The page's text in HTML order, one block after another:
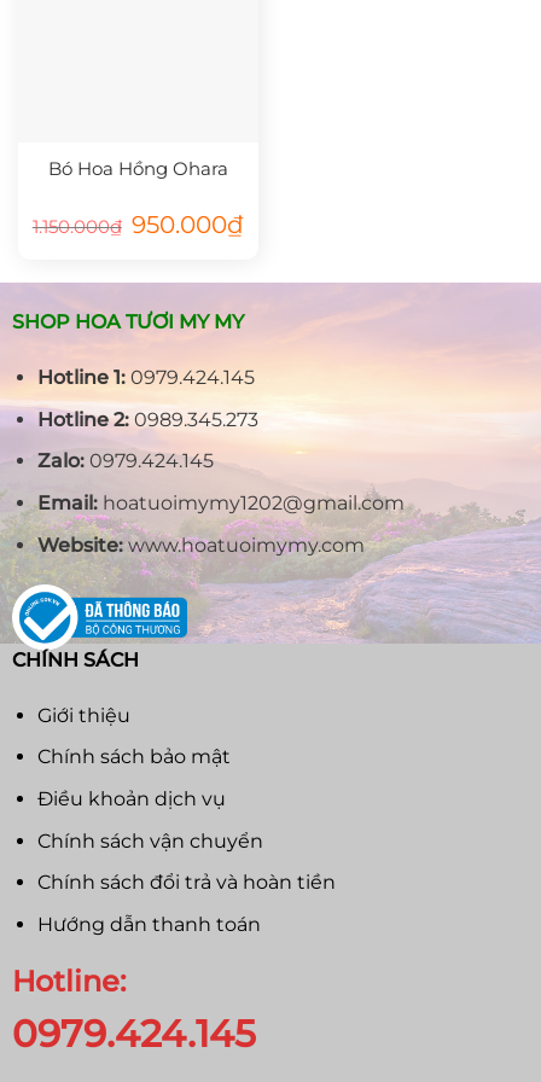
Bó Hoa Hồng Ohara
1.150.000₫ Giá
gốc
950.000₫Giá
950.000₫.
SHOP HOA TƯƠI MY MY
Hotline 1:0979.424.145
Hotline 2:0989.345.273
Zalo:0979.424.145
Email:hoatuoimymy1202@gmail.com
Website:www.hoatuoimymy.com
CHÍNH SÁCH
Giới thiệu
Chính sách bảo mật
Điều khoản dịch vụ
Chính sách vận chuyển
Chính sách đổi trả và hoàn tiền
Hướng dẫn thanh toán
Hotline:
0979.424.145